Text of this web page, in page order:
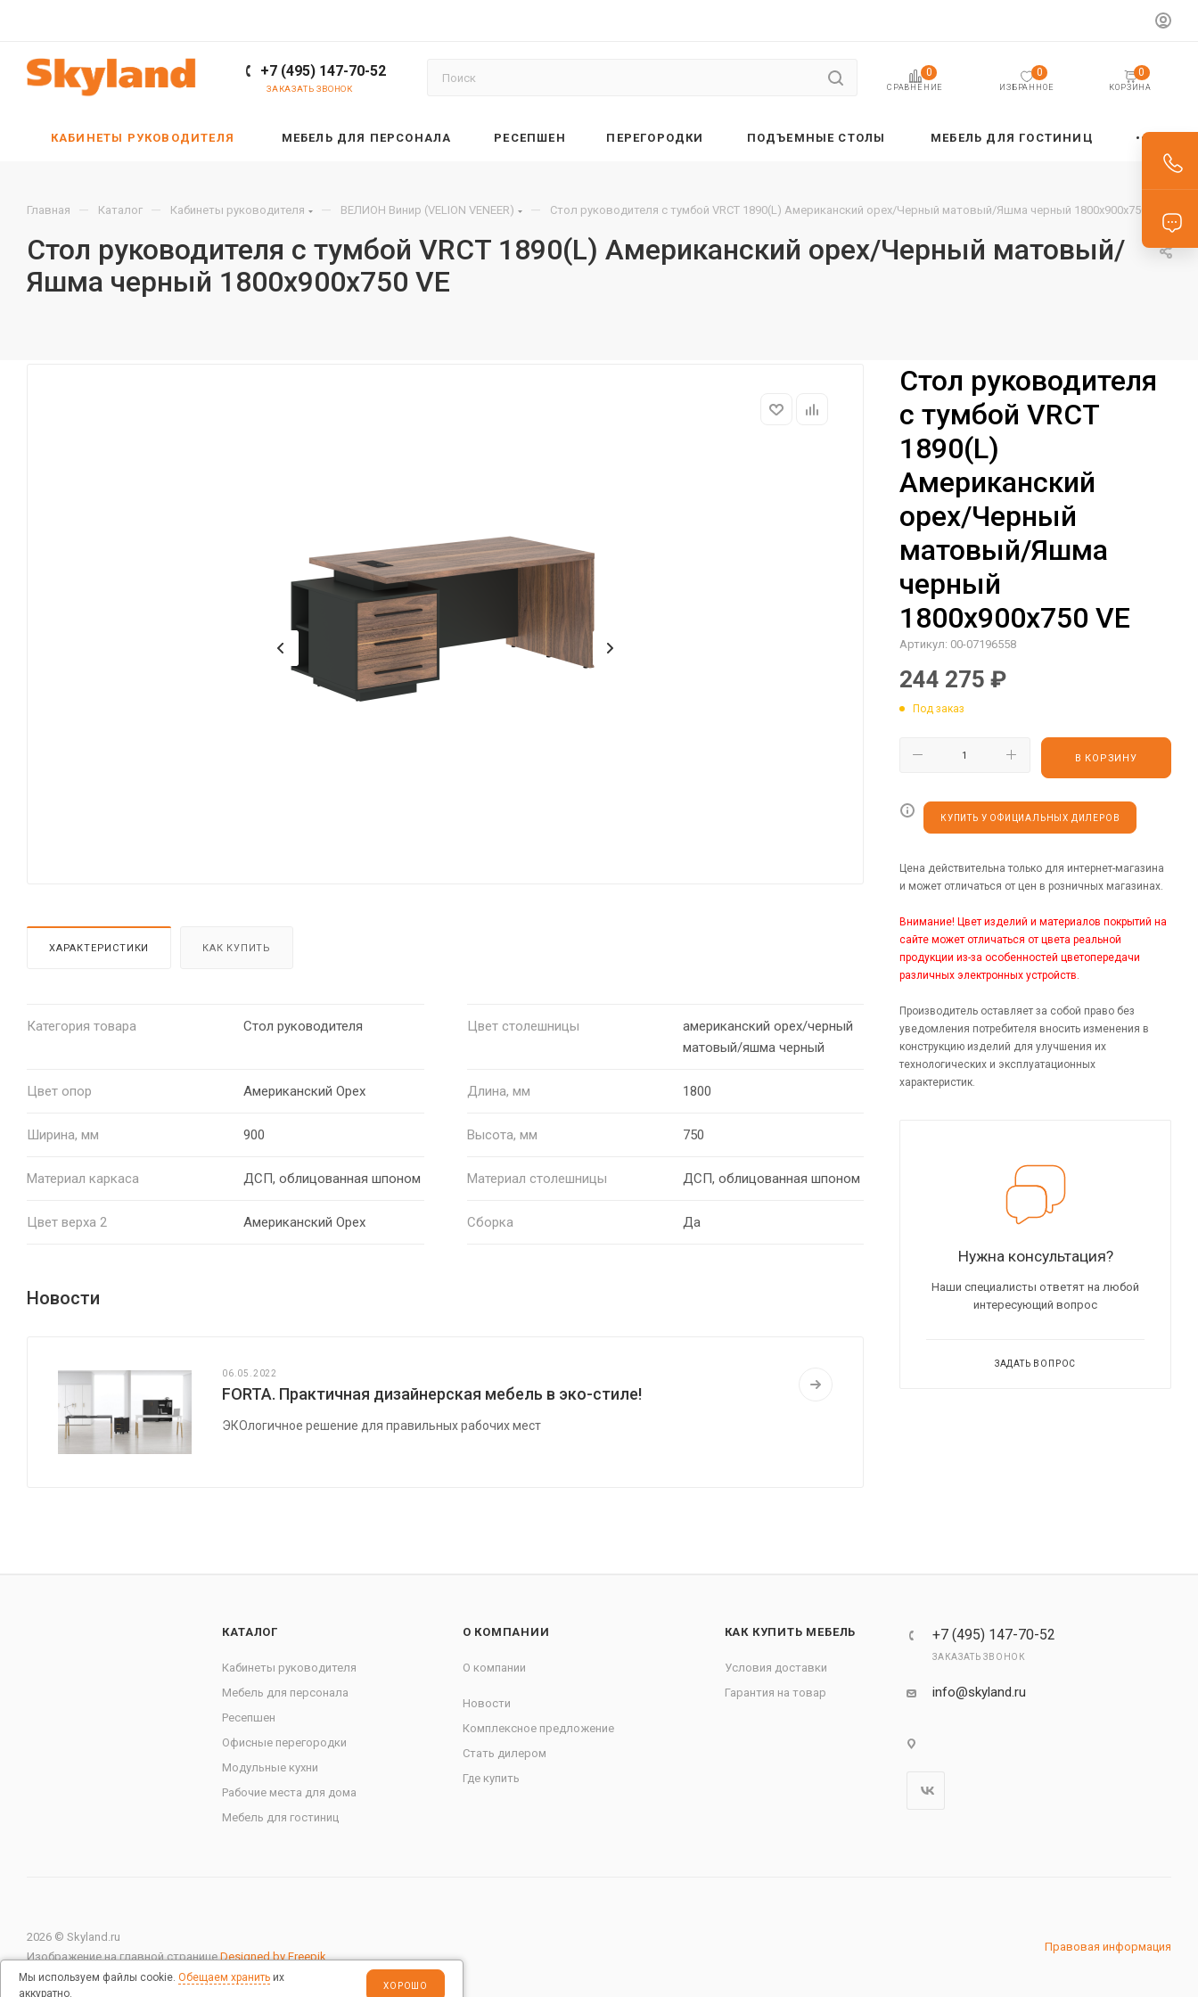
+7 (495) 147-70-52
ЗАКАЗАТЬ ЗВОНОК СРАВНЕНИЕ
0
ИЗБРАННОЕ
0
КОРЗИНА
0
КАБИНЕТЫ РУКОВОДИТЕЛЯ МЕБЕЛЬ ДЛЯ ПЕРСОНАЛА РЕСЕПШЕН ПЕРЕГОРОДКИ ПОДЪЕМНЫЕ СТОЛЫ МЕБЕЛЬ ДЛЯ ГОСТИНИЦ
Главная — Каталог — Кабинеты руководителя — ВЕЛИОН Винир (VELION VENEER) — Стол руководителя с тумбой VRCT 1890(L) Американский орех/Черный матовый/Яшма черный 1800х900х750 VE
Стол руководителя с тумбой VRCT 1890(L) Американский орех/Черный матовый/
Яшма черный 1800х900х750 VE
ХАРАКТЕРИСТИКИ КАК КУПИТЬ
Категория товара Стол руководителя Цвет столешницы
американский орех/черный
матовый/яшма черный
Цвет опор Американский Орех Длина, мм 1800
Ширина, мм 900 Высота, мм 750
Материал каркаса ДСП, облицованная шпоном Материал столешницы ДСП, облицованная шпоном
Цвет верха 2 Американский Орех Сборка Да
Новости
06.05.2022
FORTA. Практичная дизайнерская мебель в эко-стиле!
ЭКОлогичное решение для правильных рабочих мест
Стол руководителя
с тумбой VRCT
1890(L)
Американский
орех/Черный
матовый/Яшма
черный
1800х900х750 VE
Артикул: 00-07196558
244 275 ₽
Под заказ
В КОРЗИНУ
КУПИТЬ У ОФИЦИАЛЬНЫХ ДИЛЕРОВ
Цена действительна только для интернет-магазина
и может отличаться от цен в розничных магазинах.
Внимание! Цвет изделий и материалов покрытий на
сайте может отличаться от цвета реальной
продукции из-за особенностей цветопередачи
различных электронных устройств.
Производитель оставляет за собой право без
уведомления потребителя вносить изменения в
конструкцию изделий для улучшения их
технологических и эксплуатационных
характеристик.
Нужна консультация?
Наши специалисты ответят на любой
интересующий вопрос
ЗАДАТЬ ВОПРОС
КАТАЛОГ
Кабинеты руководителя
Мебель для персонала
Ресепшен
Офисные перегородки
Модульные кухни
Рабочие места для дома
Мебель для гостиниц
О КОМПАНИИ
О компании
Новости
Комплексное предложение
Стать дилером
Где купить
КАК КУПИТЬ МЕБЕЛЬ
Условия доставки
Гарантия на товар
+7 (495) 147-70-52
ЗАКАЗАТЬ ЗВОНОК
info@skyland.ru
2026 © Skyland.ru
Изображение на главной страницеDesigned by Freepik
Правовая информация
Мы используем файлы cookie. Обещаем хранить их
аккуратно.
ХОРОШО